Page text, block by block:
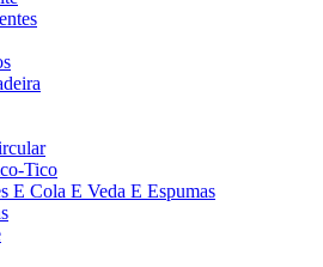
Tico
E Cola E Veda E Espumas